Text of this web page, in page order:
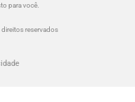
para você.
reservados